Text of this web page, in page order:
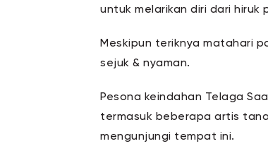
untuk melarikan diri dari hiruk
Meskipun teriknya matahari
sejuk & nyaman.
Pesona keindahan Telaga
termasuk beberapa artis
mengunjungi tempat ini.